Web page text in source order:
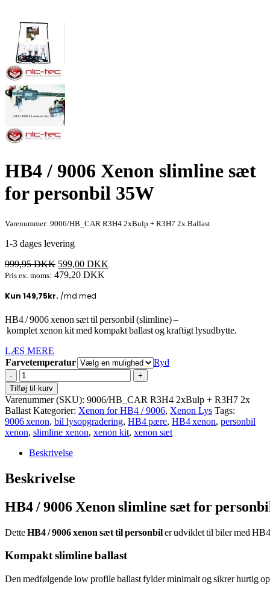
HB4 / 9006 Xenon slimline sæt
for personbil 35W
Varenummer: 9006/HB_CAR R3H4 2xBulp + R3H7 2x Ballast
1-3 dages levering
999,95DKK Den
oprindelige
var:
599,00 DKK
Pris ex. moms: 479,20 DKK
HB4 / 9006 xenon sæt til personbil (slimline) –
komplet xenon kit med kompakt ballast og kraftigt lysudbytte.
LÆS MERE
Farvetemperatur
Ryd
HB4
/
9006
Xenon
slimline
sæt
for
personbil
35W
antal
Tilføj til kurv
Varenummer (SKU): 9006/HB_CAR R3H4 2xBulp + R3H7 2x
Ballast Kategorier: Xenon for HB4 / 9006, Xenon Lys Tags:
9006 xenon, bil lysopgradering, HB4 pære, HB4 xenon, personbil
xenon, slimline xenon, xenon kit, xenon sæt
Beskrivelse
Beskrivelse
HB4 / 9006 Xenon slimline sæt for
DetteHB4 / 9006 xenon sæt til personbiler udviklet til biler med
Kompakt slimline ballast
Den medfølgende low profile ballast fylder minimalt og sikrer hurtig